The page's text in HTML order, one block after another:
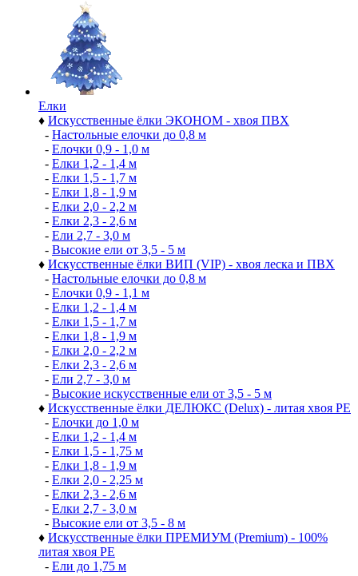
Елки
♦ Искусственные ёлки ЭКОНОМ - хвоя ПВХ
- Настольные елочки до 0,8 м
- Елочки 0,9 - 1,0 м
- Елки 1,2 - 1,4 м
- Елки 1,5 - 1,7 м
- Елки 1,8 - 1,9 м
- Елки 2,0 - 2,2 м
- Елки 2,3 - 2,6 м
- Ели 2,7 - 3,0 м
- Высокие ели от 3,5 - 5 м
♦ Искусственные ёлки ВИП (VIP) - хвоя леска и ПВХ
- Настольные елочки до 0,8 м
- Елочки 0,9 - 1,1 м
- Елки 1,2 - 1,4 м
- Елки 1,5 - 1,7 м
- Елки 1,8 - 1,9 м
- Елки 2,0 - 2,2 м
- Елки 2,3 - 2,6 м
- Ели 2,7 - 3,0 м
- Высокие искусственные ели от 3,5 - 5 м
♦ Искусственные ёлки ДЕЛЮКС (Delux) - литая хвоя РЕ
- Елочки до 1,0 м
- Елки 1,2 - 1,4 м
- Елки 1,5 - 1,75 м
- Елки 1,8 - 1,9 м
- Елки 2,0 - 2,25 м
- Елки 2,3 - 2,6 м
- Елки 2,7 - 3,0 м
- Высокие ели от 3,5 - 8 м
♦ Искусственные ёлки ПРЕМИУМ (Premium) - 100%
литая хвоя РЕ
- Ели до 1,75 м